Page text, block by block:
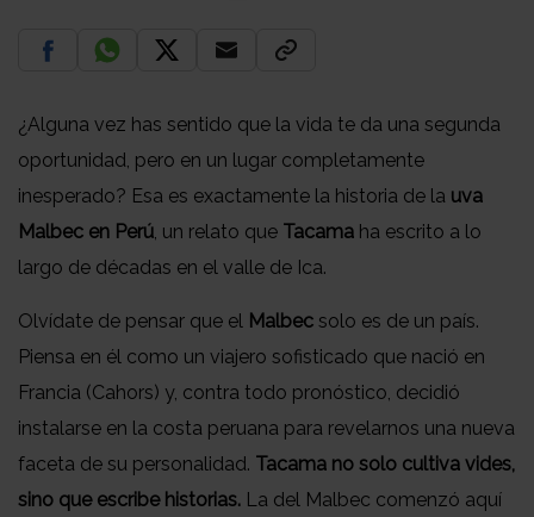
¿Alguna vez has sentido que la vida te da una segunda
oportunidad, pero en un lugar completamente
inesperado? Esa es exactamente la historia de la uva
Malbec en Perú, un relato que Tacama ha escrito a lo
largo de décadas en el valle de Ica.
Olvídate de pensar que el Malbec solo es de un país.
Piensa en él como un viajero sofisticado que nació en
Francia (Cahors) y, contra todo pronóstico, decidió
instalarse en la costa peruana para revelarnos una nueva
faceta de su personalidad. Tacama no solo cultiva vides,
sino que escribe historias. La del Malbec comenzó aquí